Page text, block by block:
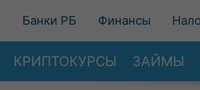
Банки РБ Финансы
КРИПТОКУРСЫ ЗАЙМЫ